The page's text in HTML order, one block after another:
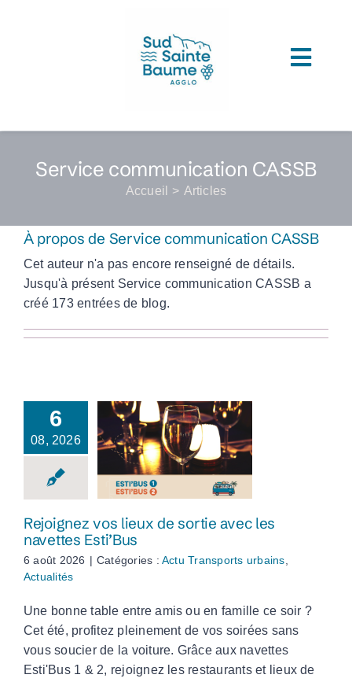
COMPRENDRE L’AGGLOMERATION
CONNAITRE SON ADMINISTRATION
LES MÉDIATHÈQUES
Service communication CASSB
Accueil Articles
À propos de Service communication CASSB
Cet auteur n'a pas encore renseigné de détails.
Jusqu'à présent Service communication CASSB a
créé 173 entrées de blog.
6
08, 2026
Rejoignez vos lieux
de sortie avec les
navettes Esti’Bus
Rejoignez vos lieux de sortie avec les
navettes Esti’Bus
6 août 2026 | Catégories :Actu Transports urbains
Actualités
Une bonne table entre amis ou en famille ce soir ?
Cet été, profitez pleinement de vos soirées sans
vous soucier de la voiture. Grâce aux navettes
Esti'Bus 1 & 2, rejoignez les restaurants et lieux de